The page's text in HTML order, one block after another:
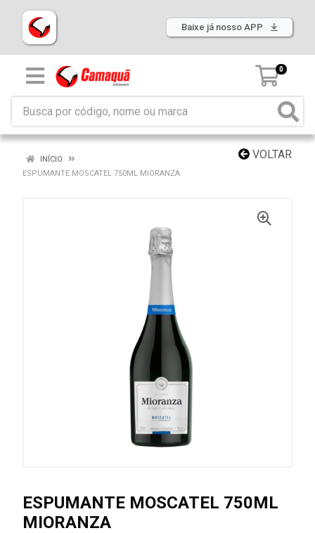
Baixe já nosso APP
0
VOLTAR
INÍCIO
ESPUMANTE MOSCATEL 750ML MIORANZA
ESPUMANTE MOSCATEL 750ML
MIORANZA